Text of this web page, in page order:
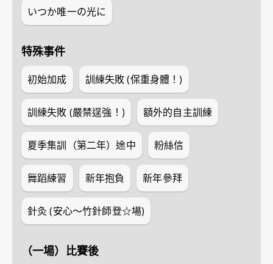
いつか唯一の光に
特殊事件
初始加成 訓練失敗 (保重身體！)
訓練失敗 (嚴禁逞強！) 額外的自主訓練
夏季集訓（第二年）途中 粉絲信
舞蹈練習 新年抱負 新年參拜
針灸 (安心～竹針師登☆場)
（一場）比賽後